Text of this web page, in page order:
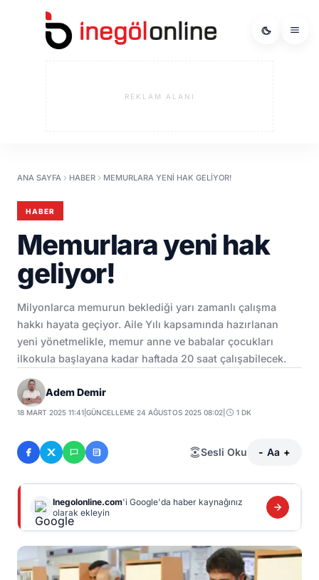
REKLAM ALANI
ANA SAYFA HABER MEMURLARA YENI HAK GELIYOR!
HABER
Memurlara yeni hak
geliyor!
​Milyonlarca memurun beklediği yarı zamanlı çalışma
hakkı hayata geçiyor. Aile Yılı kapsamında hazırlanan
yeni yönetmelikle, memur anne ve babalar çocukları
ilkokula başlayana kadar haftada 20 saat çalışabilecek.
Adem Demir
18 MART 2025 11:41 |GÜNCELLEME 24 AĞUSTOS 2025 08:02 1 DK
Sesli Oku - Aa +
Inegolonline.com'i Google'da haber kaynağınız
olarak ekleyin